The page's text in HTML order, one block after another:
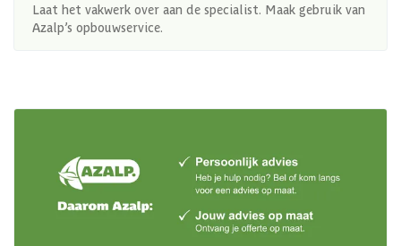
Laat het vakwerk over aan de specialist. Maak gebruik van
Azalp’s opbouwservice.